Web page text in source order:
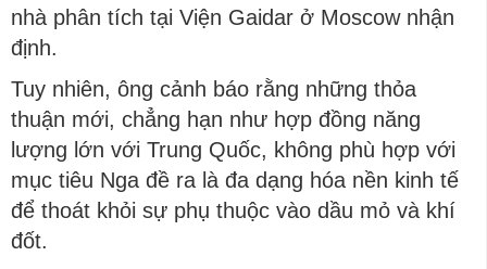
nhà phân tích tại Viện Gaidar ở Moscow nhận
định.
Tuy nhiên, ông cảnh báo rằng những thỏa
thuận mới, chẳng hạn như hợp đồng năng
lượng lớn với Trung Quốc, không phù hợp với
mục tiêu Nga đề ra là đa dạng hóa nền kinh tế
để thoát khỏi sự phụ thuộc vào dầu mỏ và khí
đốt.